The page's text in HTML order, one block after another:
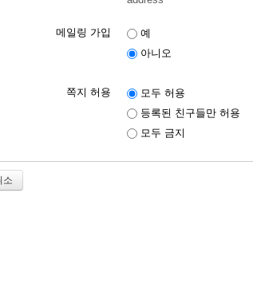
메일링 가입
예
아니오
쪽지 허용
모두 허용
등록된 친구들만 허용
모두 금지
소